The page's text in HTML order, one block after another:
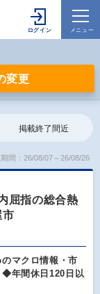
変更
掲載終了間近
間：26/08/07～26/08/26
屈指の総合熱
市
マクロ情報・市
◆年間休日120日以